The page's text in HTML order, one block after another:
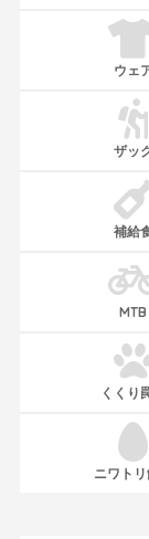
ウェ
ザッ
補給
MTB
くくり
ニワト